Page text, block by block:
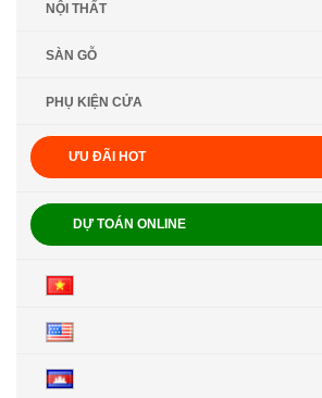
NỘI THẤT
SÀN GỖ
PHỤ KIỆN CỬA
ƯU ĐÃI HOT
DỰ TOÁN ONLINE